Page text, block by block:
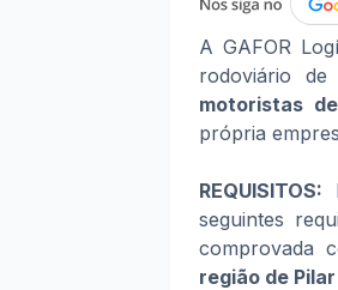
A GAFOR
rodoviário
motoristas
própria
REQUISITOS:
seguintes
comprovada
região de